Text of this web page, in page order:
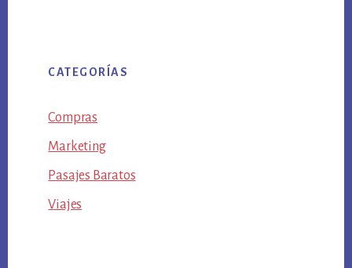
CATEGORÍAS
Compras
Marketing
Pasajes Baratos
Viajes